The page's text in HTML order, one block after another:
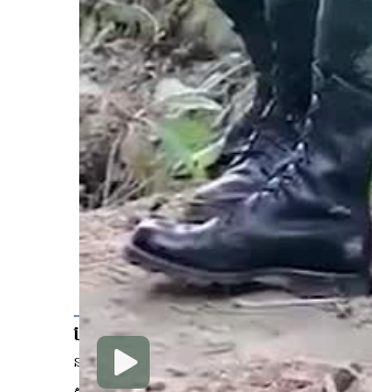
មេទ័ពថៃ ថាបើទ
អាវុធតបតកម្ពុជា
នាយសេនាធិការកងទ័ពថៃ លោក ម៉ាណាស ច
ភ្លាម ដោយមិនទុកឱ្យទាហានពិការជើងទៀ
ប្រធានបទ
នយោបាយ
ភាសា
普通话